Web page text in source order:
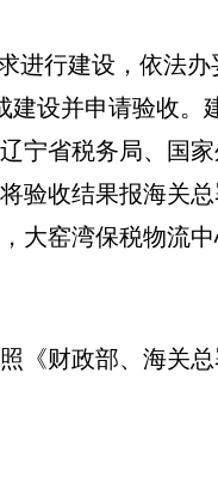
进行建设，依法
设并申请验收。
宁省税务局、国
验收结果报海关
大窑湾保税物流
《财政部、海关